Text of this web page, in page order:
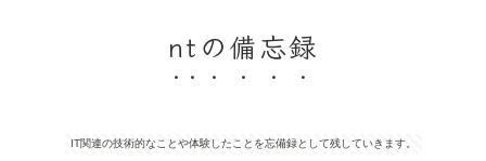
ntの備忘録
IT関連の技術的なことや体験したことを忘備録として残していきます。